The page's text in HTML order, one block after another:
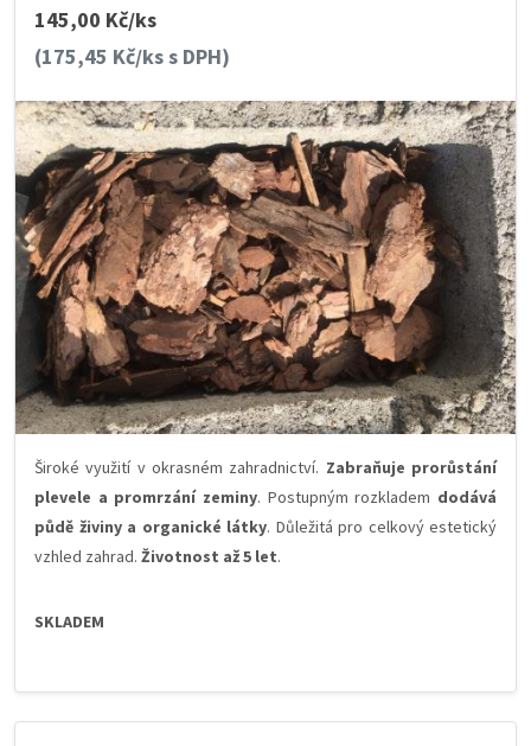
145,00 Kč/ks
(175,45 Kč/ks s DPH)
Široké využití v okrasném zahradnictví. Zabraňuje prorůstání
plevele a promrzání zeminy. Postupným rozkladem dodává
půdě živiny a organické látky. Důležitá pro celkový estetický
vzhled zahrad. Životnost až 5 let.
SKLADEM